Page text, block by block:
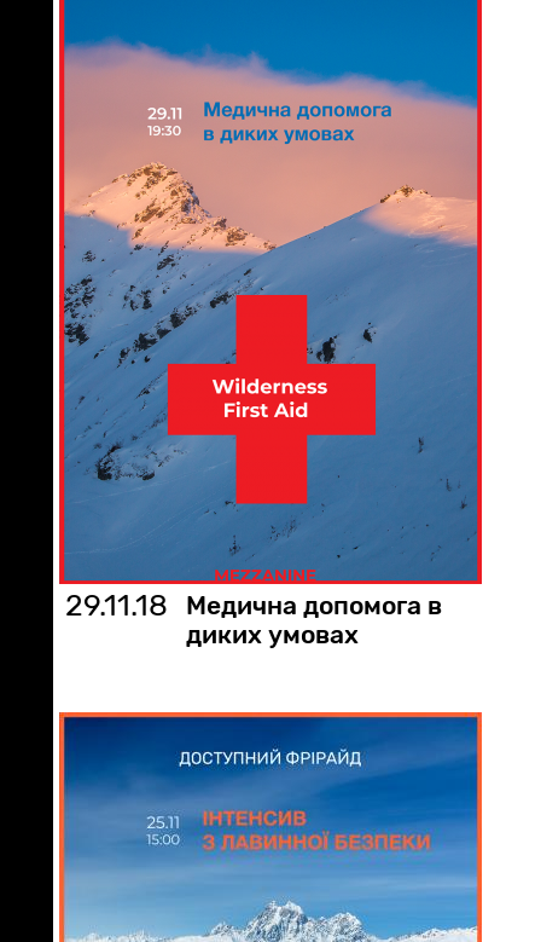
29.11.18
Медична допомога в
диких умовах